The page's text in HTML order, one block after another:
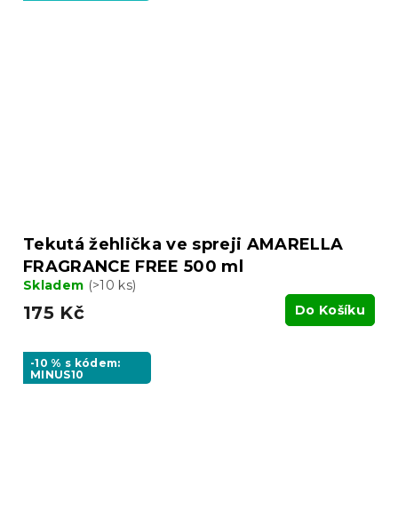
Tekutá žehlička ve spreji AMARELLA
FRAGRANCE FREE 500 ml
Skladem (>10 ks)
175 Kč Do Košíku
-10 % s kódem:
MINUS10